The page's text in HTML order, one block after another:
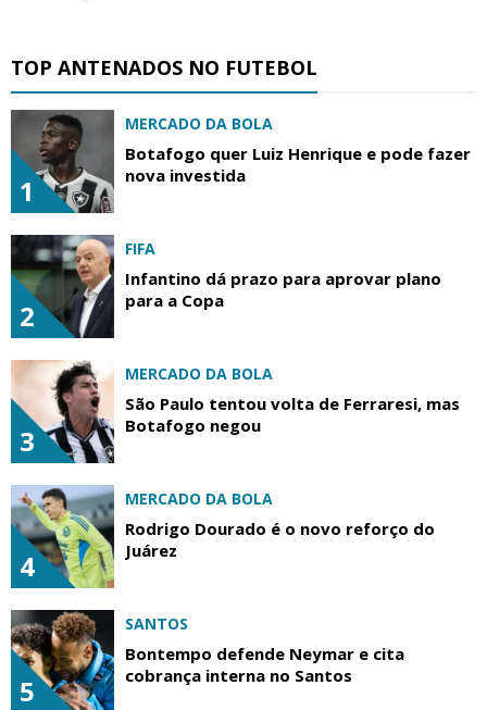
TOP ANTENADOS NO FUTEBOL
1
MERCADO DA BOLA
Botafogo quer Luiz Henrique e pode fazer
nova investida
2
FIFA
Infantino dá prazo para aprovar plano
para a Copa
3
MERCADO DA BOLA
São Paulo tentou volta de Ferraresi, mas
Botafogo negou
4
MERCADO DA BOLA
Rodrigo Dourado é o novo reforço do
Juárez
5
SANTOS
Bontempo defende Neymar e cita
cobrança interna no Santos